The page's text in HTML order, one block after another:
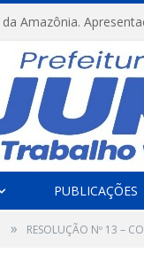
PUBLICAÇÕES
» RESOLUÇÃO Nº 13 –